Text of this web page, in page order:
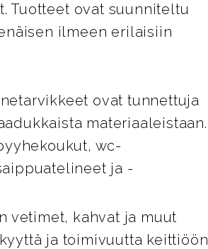
Tuotteet ovat suunniteltu
ilmeen erilaisiin
ovat tunnettuja
materiaaleistaan.
wc-
ja -
vetimet, kahvat ja muut
ja toimivuutta keittiöön